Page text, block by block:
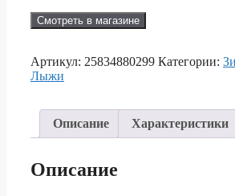
Смотреть в магазине
Артикул: 25834880299 Категории:
Лыжи
Описание Характеристики
Описание